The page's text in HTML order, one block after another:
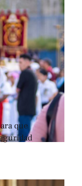
que